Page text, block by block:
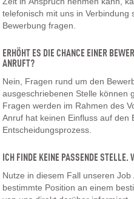
telefonisch mit uns in
Bewerbung fragen.
ERHÖHT ES DIE CHANCE EINER
ANRUFT?
Nein, Fragen rund um den
ausgeschriebenen Stelle können
Fragen werden im Rahmen des
Anruf hat keinen Einfluss auf den
Entscheidungsprozess.
ICH FINDE KEINE PASSENDE STELLE.
Nutze in diesem Fall unseren
bestimmte Position an einem